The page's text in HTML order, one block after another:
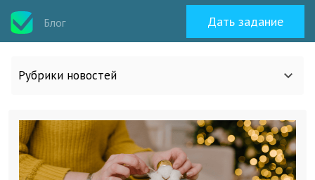
Блог Дать задание
Рубрики новостей
Все статьи
О work-zilla.com